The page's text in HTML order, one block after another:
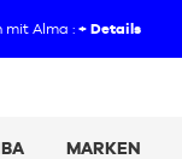
mit Alma : + Details
MARKEN